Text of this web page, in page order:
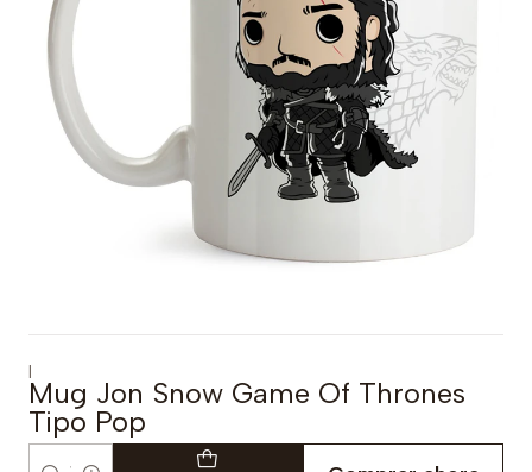
|
Mug Jon Snow Game Of Thrones
Tipo Pop